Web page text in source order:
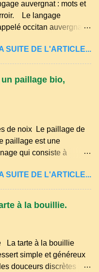
auvergnat : mots et
Le langage
occitan auvergnat ,
Auvergne et dans
Massif central . Il
les dialectes du nord-
des mots typiques
ou "aze"
désigner quelqu'un
du Puy-de-
arbres de la famille...
SUITE DE L'ARTICLE...
paillage bio,
de noix Le paillage de
paillage est une
qui consiste à
ou synthétiques pour
sa fertilité. Il
avantages : Réduction
paillage limite
d'atteindre le sol, ce qui
des adventices.
intempéries : Il
SUITE DE L'ARTICLE...
à la bouillie.
La tarte à la bouillie
simple et généreux
douceurs discrètes